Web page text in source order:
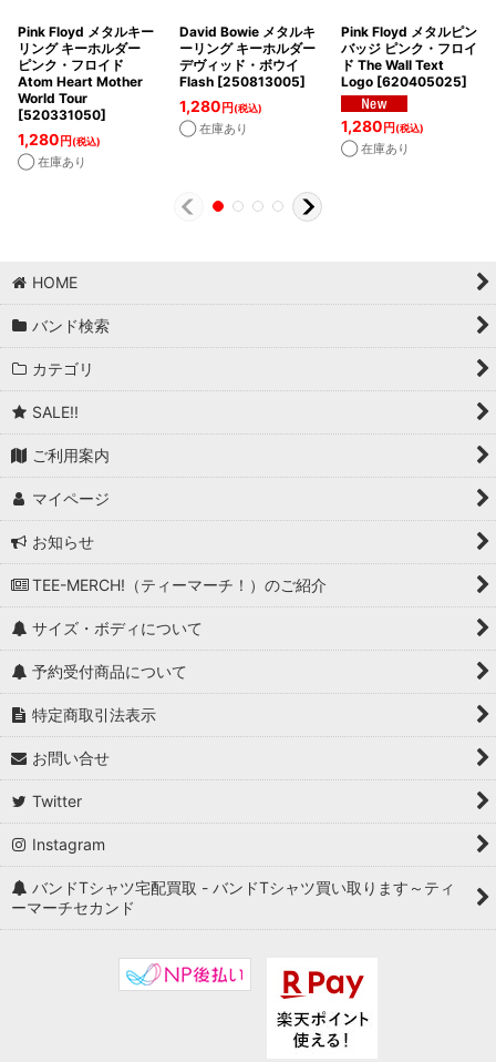
Pink Floyd メタルキー
リング キーホルダー
ピンク・フロイド
Atom Heart Mother
World Tour
[520331050]
1,280 円(税込)
◯ 在庫あり
David Bowie メタルキ
ーリング キーホルダー
デヴィッド・ボウイ
Flash [250813005]
1,280 円(税込)
◯ 在庫あり
Pink Floyd メタルピン
バッジ ピンク・フロイ
ド The Wall Text
Logo [620405025]
1,280 円(税込)
◯ 在庫あり
HOME
バンド検索
カテゴリ
SALE!!
ご利用案内
マイページ
お知らせ
TEE-MERCH!（ティーマーチ！）のご紹介
サイズ・ボディについて
予約受付商品について
特定商取引法表示
お問い合せ
Twitter
Instagram
バンドTシャツ宅配買取 - バンドTシャツ買い取ります～ティ
ーマーチセカンド